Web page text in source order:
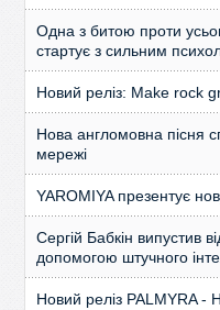
Одна з битою проти
стартує з сильним
Новий реліз: Make rock
Нова англомовна пісня
мережі
YAROMIYA презентує
Сергій Бабкін випустив
допомогою штучного
Новий реліз PALMYRA -